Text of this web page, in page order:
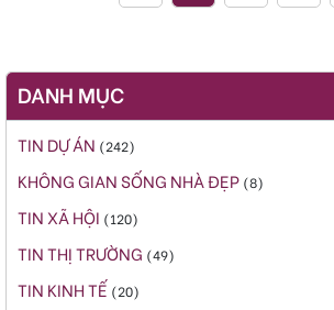
DANH MỤC
TIN DỰ ÁN (242)
KHÔNG GIAN SỐNG NHÀ ĐẸP (8)
TIN XÃ HỘI (120)
TIN THỊ TRƯỜNG (49)
TIN KINH TẾ (20)